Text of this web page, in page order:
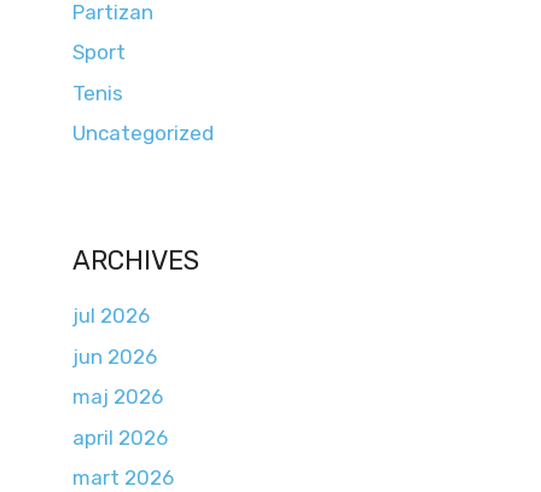
Partizan
Sport
Tenis
Uncategorized
ARCHIVES
jul 2026
jun 2026
maj 2026
april 2026
mart 2026